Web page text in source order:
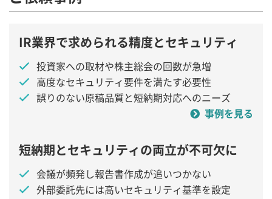
IR業界で求められる精度とセキュリティ
投資家への取材や株主総会の回数が急増
高度なセキュリティ要件を満たす必要性
誤りのない原稿品質と短納期対応へのニーズ
事例を見る
短納期とセキュリティの両立が不可欠に
会議が頻発し報告書作成が追いつかない
外部委託先には高いセキュリティ基準を設定